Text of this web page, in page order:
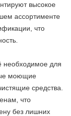
высокое
ассортименте
что
необходимое для
моющие
средства.
что
без лишних